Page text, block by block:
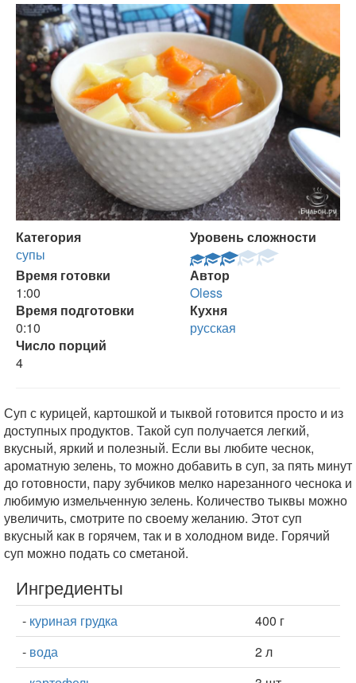
Категория
супы
Уровень сложности
Время готовки
1:00
Автор
Oless
Время подготовки
0:10
Кухня
русская
Число порций
4
Суп с курицей, картошкой и тыквой готовится просто и из
доступных продуктов. Такой суп получается легкий,
вкусный, яркий и полезный. Если вы любите чеснок,
ароматную зелень, то можно добавить в суп, за пять минут
до готовности, пару зубчиков мелко нарезанного чеснока и
любимую измельченную зелень. Количество тыквы можно
увеличить, смотрите по своему желанию. Этот суп
вкусный как в горячем, так и в холодном виде. Горячий
суп можно подать со сметаной.
Ингредиенты
- куриная грудка
400 г
- вода
2 л